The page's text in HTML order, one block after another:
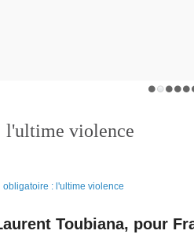
l'ultime violence
Toubiana, pour